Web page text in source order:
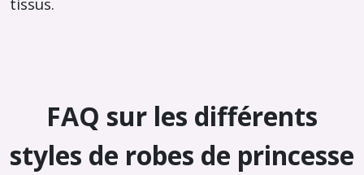
FAQ sur les différents
styles de robes de princesse